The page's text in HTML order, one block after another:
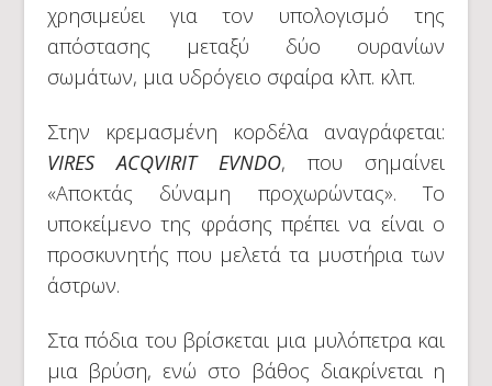
χρησιμεύει για τον υπολογισμό της
απόστασης μεταξύ δύο ουρανίων
σωμάτων, μια υδρόγειο σφαίρα κλπ. κλπ.
Στην κρεμασμένη κορδέλα αναγράφεται:
VIRES ACQVIRIT EVNDO, που σημαίνει
«Αποκτάς δύναμη προχωρώντας». Το
υποκείμενο της φράσης πρέπει να είναι ο
προσκυνητής που μελετά τα μυστήρια των
άστρων.
Στα πόδια του βρίσκεται μια μυλόπετρα και
μια βρύση, ενώ στο βάθος διακρίνεται η